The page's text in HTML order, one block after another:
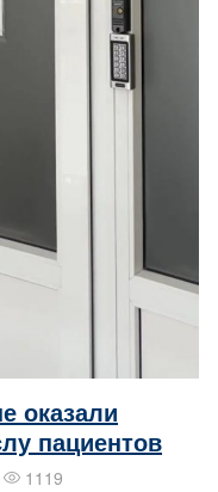
оказали
пациентов
1119